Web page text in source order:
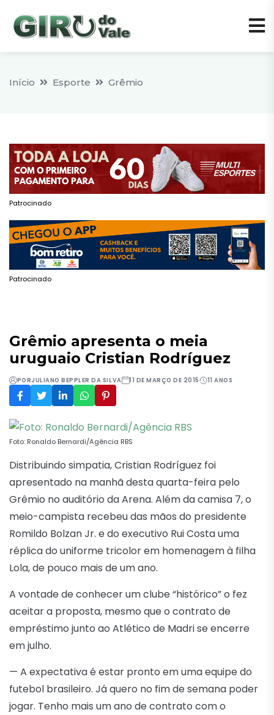
Início Esporte Grêmio
Patrocinado
Patrocinado
Grêmio apresenta o meia
uruguaio Cristian Rodríguez
PORJULIANO BEPPLER DA SILVA 11 DE MARÇO DE 2015 11 ANOS
Foto: Ronaldo Bernardi/Agência RBS
Distribuindo simpatia, Cristian Rodríguez foi
apresentado na manhã desta quarta-feira pelo
Grêmio no auditório da Arena. Além da camisa 7, o
meio-campista recebeu das mãos do presidente
Romildo Bolzan Jr. e do executivo Rui Costa uma
réplica do uniforme tricolor em homenagem à filha
Lola, de pouco mais de um ano.
A vontade de conhecer um clube “histórico” o fez
aceitar a proposta, mesmo que o contrato de
empréstimo junto ao Atlético de Madri se encerre
em julho.
— A expectativa é estar pronto em uma equipe do
futebol brasileiro. Já quero no fim de semana poder
jogar. Tenho mais um ano de contrato com o